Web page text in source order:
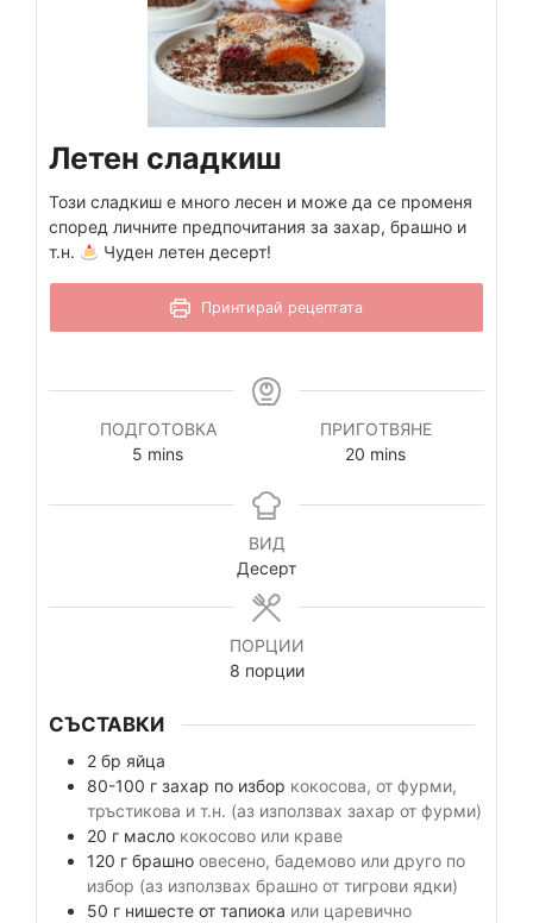
Летен сладкиш
Този сладкиш е много лесен и може да се променя
според личните предпочитания за захар, брашно и
т.н.
Чуден летен десерт!
Принтирай рецептата
ПОДГОТОВКА
5 mins
ПРИГОТВЯНЕ
20 mins
ВИД
Десерт
ПОРЦИИ
8 порции
СЪСТАВКИ
2 бр яйца
80-100 г захар по избор кокосова, от фурми,
тръстикова и т.н. (аз използвах захар от фурми)
20 г масло кокосово или краве
120 г брашно овесено, бадемово или друго по
избор (аз използвах брашно от тигрови ядки)
50 г нишесте от тапиока или царевично